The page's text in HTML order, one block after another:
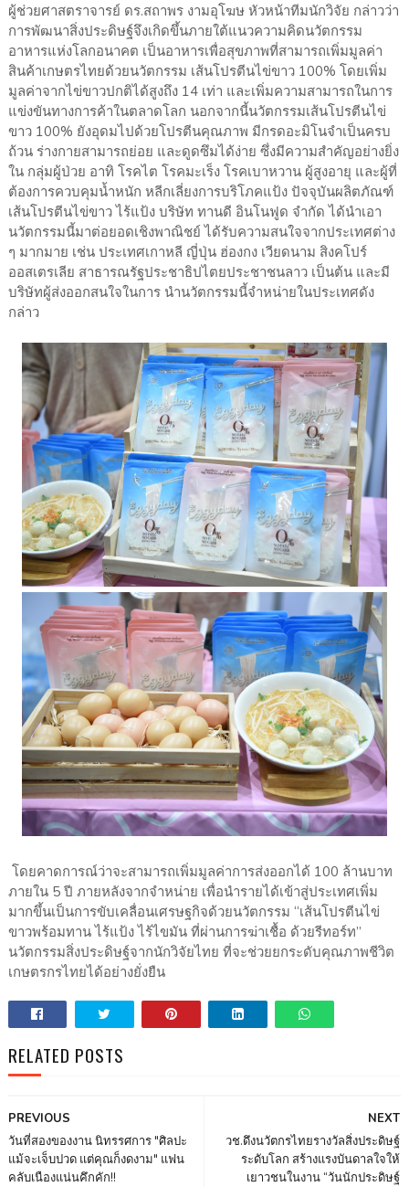
ผู้ช่วยศาสตราจารย์ ดร.สถาพร งามอุโฆษ หัวหน้าทีมนักวิจัย กล่าวว่า
การพัฒนาสิ่งประดิษฐ์จึงเกิดขึ้นภายใต้แนวความคิดนวัตกรรม
อาหารแห่งโลกอนาคต เป็นอาหารเพื่อสุขภาพที่สามารถเพิ่มมูลค่า
สินค้าเกษตรไทยด้วยนวัตกรรม เส้นโปรตีนไข่ขาว 100% โดยเพิ่ม
มูลค่าจากไข่ขาวปกติได้สูงถึง 14 เท่า และเพิ่มความสามารถในการ
แข่งขันทางการค้าในตลาดโลก นอกจากนี้นวัตกรรมเส้นโปรตีนไข่
ขาว 100% ยังอุดมไปด้วยโปรตีนคุณภาพ มีกรดอะมิโนจำเป็นครบ
ถ้วน ร่างกายสามารถย่อย และดูดซึมได้ง่าย ซึ่งมีความสำคัญอย่างยิ่ง
ใน กลุ่มผู้ป่วย อาทิ โรคไต โรคมะเร็ง โรคเบาหวาน ผู้สูงอายุ และผู้ที่
ต้องการควบคุมน้ำหนัก หลีกเลี่ยงการบริโภคแป้ง ปัจจุบันผลิตภัณฑ์
เส้นโปรตีนไข่ขาว ไร้แป้ง บริษัท ทานดี อินโนฟูด จำกัด ได้นำเอา
นวัตกรรมนี้มาต่อยอดเชิงพาณิชย์ ได้รับความสนใจจากประเทศต่าง
ๆ มากมาย เช่น ประเทศเกาหลี ญี่ปุ่น ฮ่องกง เวียดนาม สิงคโปร์
ออสเตรเลีย สาธารณรัฐประชาธิปไตยประชาชนลาว เป็นต้น และมี
บริษัทผู้ส่งออกสนใจในการ นำนวัตกรรมนี้จำหน่ายในประเทศดัง
กล่าว
โดยคาดการณ์ว่าจะสามารถเพิ่มมูลค่าการส่งออกได้ 100 ล้านบาท
ภายใน 5 ปี ภายหลังจากจำหน่าย เพื่อนำรายได้เข้าสู่ประเทศเพิ่ม
มากขึ้นเป็นการขับเคลื่อนเศรษฐกิจด้วยนวัตกรรม “เส้นโปรตีนไข่
ขาวพร้อมทาน ไร้แป้ง ไร้ไขมัน ที่ผ่านการฆ่าเชื้อ ด้วยรีทอร์ท”
นวัตกรรมสิ่งประดิษฐ์จากนักวิจัยไทย ที่จะช่วยยกระดับคุณภาพชีวิต
เกษตรกรไทยได้อย่างยั่งยืน
RELATED POSTS
NEXT
วช.ดึงนวัตกรไทยรางวัลสิ่งประดิษฐ์
ระดับโลก สร้างแรงบันดาลใจให้
เยาวชนในงาน “วันนักประดิษฐ์
PREVIOUS
วันที่สองของงาน นิทรรศการ "ศิลปะ
แม้จะเจ็บปวด แต่คุณก็งดงาม" แฟน
คลับเนืองแน่นคึกคัก!!